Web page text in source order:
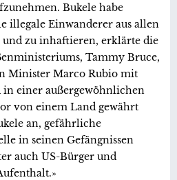
Bukele habe
illegale Einwanderer aus allen
zu inhaftieren, erklärte die
Tammy Bruce,
Minister Marco Rubio mit
in einer außergewöhnlichen
von einem Land gewährt
an, gefährliche
in seinen Gefängnissen
auch US-Bürger und